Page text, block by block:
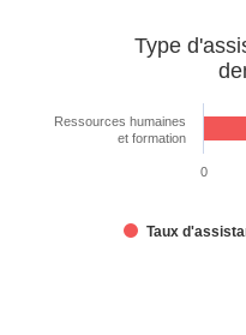
demandée
The chart has 1 X axis
The chart has 1 Y axis
Type
Taux
Ressources humaines
et formation
0